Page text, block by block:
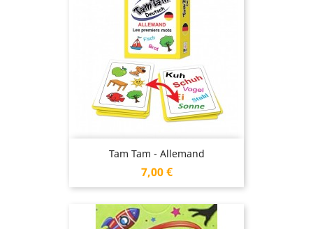
Tam Tam - Allemand
Prix
7,00 €